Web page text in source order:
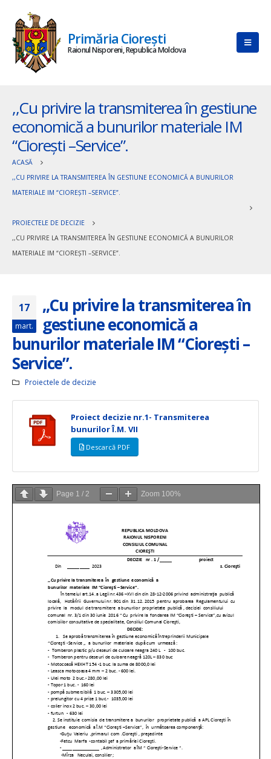
Primăria Ciorești
Raionul Nisporeni, Republica Moldova
,,Cu privire la transmiterea în gestiune
economică a bunurilor materiale IM
“Cioreşti –Service”.
ACASĂ
,,CU PRIVIRE LA TRANSMITEREA ÎN GESTIUNE ECONOMICĂ A BUNURILOR
MATERIALE IM “CIOREŞTI –SERVICE”.
PROIECTELE DE DECIZIE
,,CU PRIVIRE LA TRANSMITEREA ÎN GESTIUNE ECONOMICĂ A BUNURILOR
MATERIALE IM “CIOREŞTI –SERVICE”.
17
mart.
,,Cu privire la transmiterea în
gestiune economică a
bunurilor materiale IM “Cioreşti –
Service”.
Proiectele de decizie
Proiect decizie nr.1- Transmiterea
bunurilor Î.M. VII
Descarcă PDF
Page 1 / 2 Zoom 100%